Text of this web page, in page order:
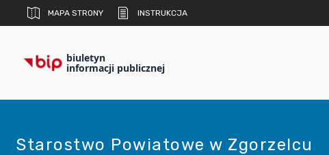
MAPA STRONY INSTRUKCJA
biuletyn
informacji publicznej
Starostwo Powiatowe w Zgorzelcu